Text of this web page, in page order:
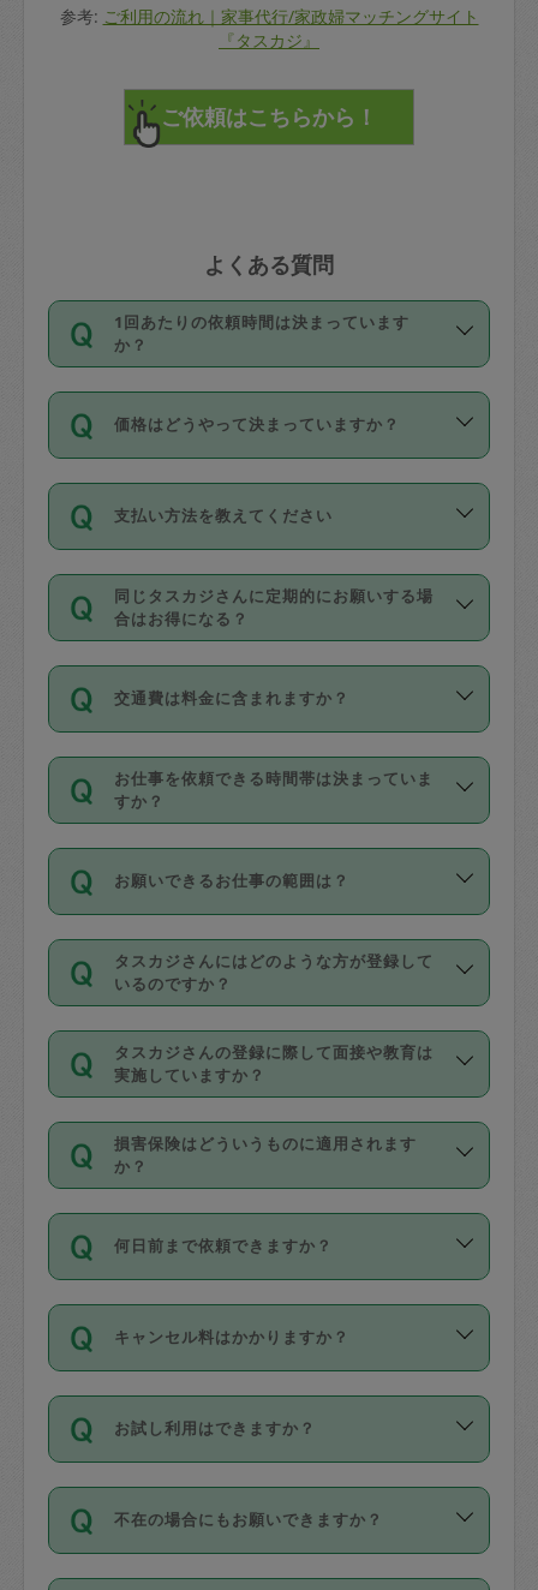
参考: ご利用の流れ｜家事代行/家政婦マッチングサイト
『タスカジ』
よくある質問
1回あたりの依頼時間は決まっています
か？
依頼1回につき3時間固定です。3時間を
超えて依頼したい場合は、延長機能をご
利用ください。機能をご利用いただくに
の上事前申請することが必要です。な
お、3時間を下回っても、値引き等はござ
いません。
価格はどうやって決まっていますか？
11種類の価格帯の中からタスカジさん自
身が価格を選んで設定しています。
タスカジさんの価格設定には最初は制限
があり、レビュー件数、レビューの平均
値、などで除々に設定可能な最高額が上
がっていく仕組みになっています。
支払い方法を教えてください
お支払方法はクレジットカード（Visa／
Master／JCB／AMERICAN EXPRESS／
Diners Club）のみとなります。
を行う際にご入力ください。プロフィー
ル登録時にはご入力いただかなくても大
丈夫です。
デビットカード・プリペイドカード（Vプ
リカ、au WALLETなど）は支払にはご利
銀行振込や現金払いも対応していませ
なお、タスカジさんの交通費も、依頼料
金のご請求と合わせてお支払いとなりま
動計算で表示されます。
同じタスカジさんに定期的にお願いする場
合はお得になる？
依頼には「スポット」と「定期（毎週｜
隔週）」があり、「定期」の依頼は「ス
ポット」よりお得な料金でご利用できま
す。
定期の最低利用回数は設けていない代わ
りに、一定数を超えたキャンセルは有償
（例：毎週定期の場合は３回以上のキャ
ンセルが有償（1200円、隔週定期の場合
は２回以上のキャンセルが有償（1200
交通費は料金に含まれますか？
交通費は依頼料金とは別途発生し、依頼
料金のご請求と合わせてお支払いとなり
ます。交通費の金額は「依頼の詳細」に
お仕事を依頼できる時間帯は決まっていま
すか？
時間帯は3種類あります。いずれも１回あ
たり３時間です。
・ＡＭ ９時～１２時
・ＰＭ １３時～１６時
・夜 １８時～２１時
開始時間を２時間前後変更することが可
能です。依頼送信後、個別にタスカジさ
んにメッセージを送り調整してくださ
い。ただし、２時間を越えての調整はで
時間も被らない場合、損害保険の対象外
お願いできるお仕事の範囲は？
掃除、整理収納、洗濯、買い物、料理、
作り置きです。タスカジさんによってで
きる仕事の範囲が異なりますので、依頼
する前にタスカジさんのプロフィールで
確認してください。
基本的に、高所での作業や危険作業、屋
外での作業は対象外です。
タスカジさんにはどのような方が登録して
いるのですか？
主婦として長年の家事経験をお持ちの
方、栄養士・調理師といった資格者で保
育園や学校の給食やレストランで料理関
係の専門職に従事されていた方、日本で
すでにハウスキーパーや英語の先生とし
てお仕事をしているフィリピン出身の
社員など様々なバックグラウンドの方が
登録しています。
日本語も話せる方など様々です。
ールに記載していますので、各自の得意
を依頼してください。
タスカジさんの登録に際して面接や教育は
実施していますか？
応募の際に、各自事務局との面接と説明
を行っています。その後、身分証明書の
写真提出をしていただいています。外国
確認しています。タスカジさんトレーニ
ング動画を使ったセルフトレーニングの
現場トライアルを受け、合格したタスカ
ジさんが活動されています。
※テストセンターの講評は１件目のレビュ
参考
【詳細】タスカジさんの登録に際
損害保険はどういうものに適用されます
か？
依頼者とタスカジさんとの間でタスカジ
を通して成立した作業時間内での作業に
適用されます。作業範囲は、掃除、洗
です。作業中に物を壊したり、人にけが
をさせたりした場合が対象で、補償金額
す。
写真を撮り、
何日前まで依頼できますか？
ご依頼は、現在を起点に3日後（72時間
以降）の日時から受付可能となっていま
す。
タスカジさんへ「募集」をかけることが
可能です。
キャンセル料はかかりますか？
キャンセル料には、以下の2種類がありま
す。
1. 直前キャンセル（定期、スポット契約
共通）
お試し利用はできますか？
「お試し利用」というメニューはありま
せんが、「一回のみ」依頼を活用するこ
とによって、気に入ったタスカジさんを
不在の場合にもお願いできますか？